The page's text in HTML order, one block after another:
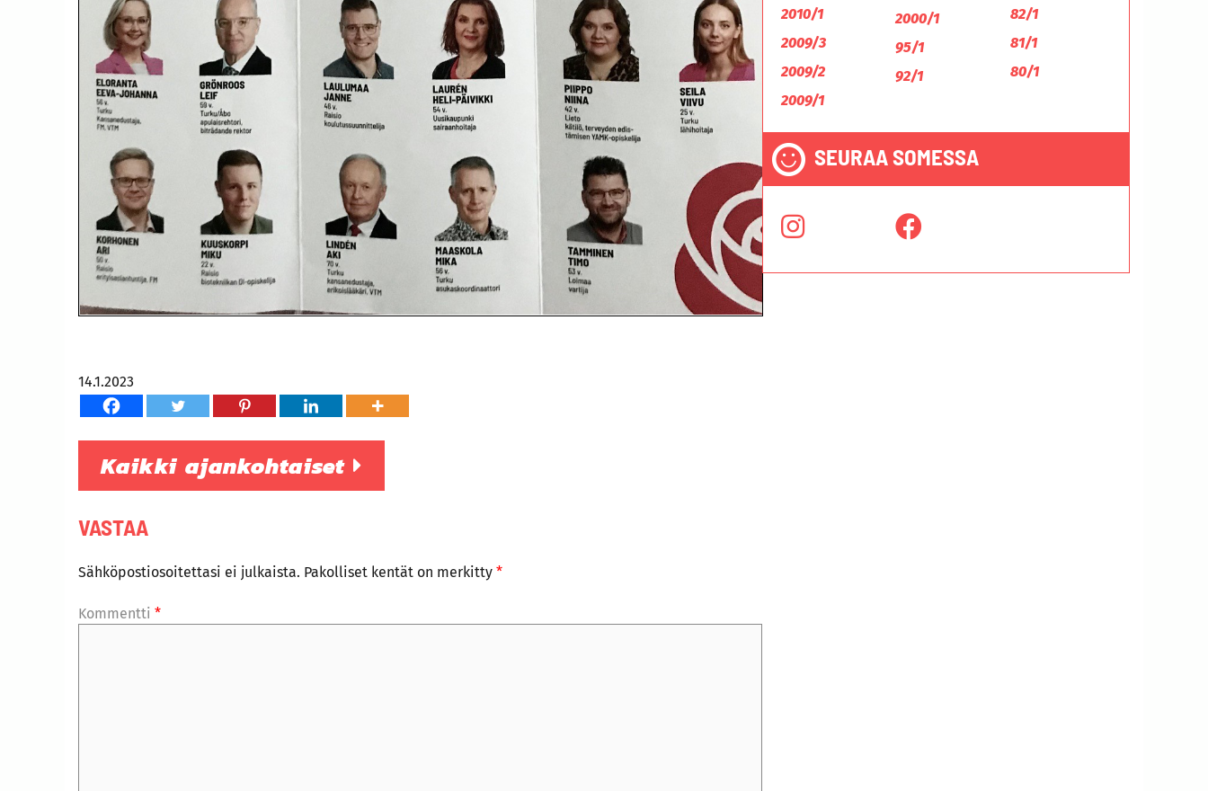
14.1.2023
Kaikki ajankohtaiset
VASTAA
Sähköpostiosoitettasi ei julkaista. Pakolliset kentät on merkitty *
Kommentti *
2010/1
2009/3
2009/2
2009/1
2000/1
95/1
92/1
82/1
81/1
80/1
SEURAA SOMESSA